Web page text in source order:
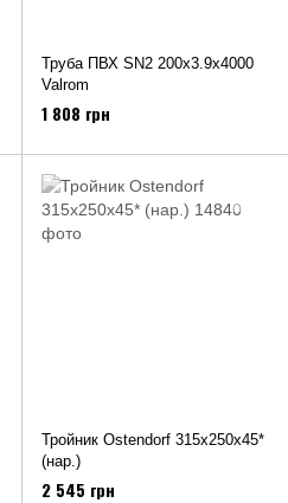
Труба ПВХ SN2 200х3.9х4000
Valrom
1 808 грн
Тройник Ostendorf 315х250х45*
(нар.)
2 545 грн